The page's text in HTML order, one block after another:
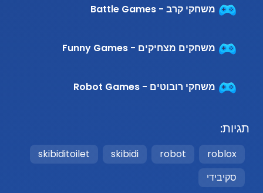
משחקי קרב - Battle Games
משחקים מצחיקים - Funny Games
משחקי רובוטים - Robot Games
תגיות:
roblox
robot
skibidi
skibiditoilet
סקיבידי